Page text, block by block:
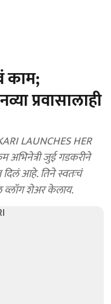
प्रवासालाही
LAUNCHES HER
अभिनेत्री जुई गडकरीने
दिलं आहे. तिने स्वतःचं
व्लॉग शेअर केलाय.